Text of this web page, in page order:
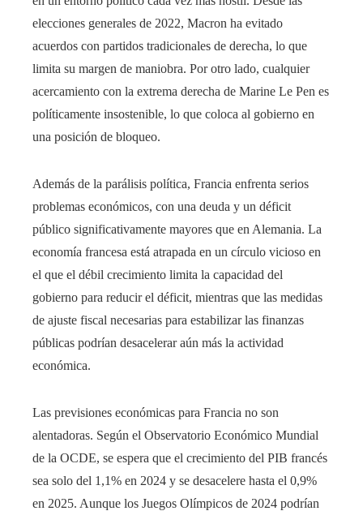
elecciones generales de 2022, Macron ha evitado
acuerdos con partidos tradicionales de derecha, lo que
limita su margen de maniobra. Por otro lado, cualquier
acercamiento con la extrema derecha de Marine Le Pen es
políticamente insostenible, lo que coloca al gobierno en
una posición de bloqueo.
Además de la parálisis política, Francia enfrenta serios
problemas económicos, con una deuda y un déficit
público significativamente mayores que en Alemania. La
economía francesa está atrapada en un círculo vicioso en
el que el débil crecimiento limita la capacidad del
gobierno para reducir el déficit, mientras que las medidas
de ajuste fiscal necesarias para estabilizar las finanzas
públicas podrían desacelerar aún más la actividad
económica.
Las previsiones económicas para Francia no son
alentadoras. Según el Observatorio Económico Mundial
de la OCDE, se espera que el crecimiento del PIB francés
sea solo del 1,1% en 2024 y se desacelere hasta el 0,9%
en 2025. Aunque los Juegos Olímpicos de 2024 podrían